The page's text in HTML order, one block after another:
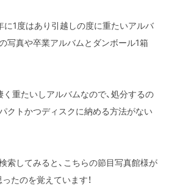
1度はあり引越しの度に重たいアルバ
写真や卒業アルバムとダンボール1箱
く重たいしアルバムなので、処分するの
クトかつディスクに納める方法がない
索してみると、こちらの節目写真館様が
たのを覚えています！